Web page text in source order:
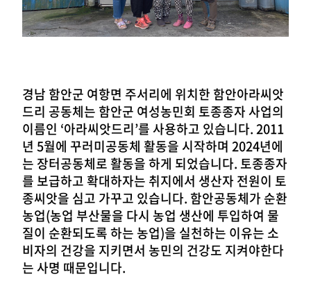
경남 함안군 여항면 주서리에 위치한 함안아라씨앗
드리 공동체는 함안군 여성농민회 토종종자 사업의
이름인 ‘아라씨앗드리’를 사용하고 있습니다. 2011
년 5월에 꾸러미공동체 활동을 시작하며 2024년에
는 장터공동체로 활동을 하게 되었습니다. 토종종자
를 보급하고 확대하자는 취지에서 생산자 전원이 토
종씨앗을 심고 가꾸고 있습니다. 함안공동체가 순환
농업(농업 부산물을 다시 농업 생산에 투입하여 물
질이 순환되도록 하는 농업)을 실천하는 이유는 소
비자의 건강을 지키면서 농민의 건강도 지켜야한다
는 사명 때문입니다.